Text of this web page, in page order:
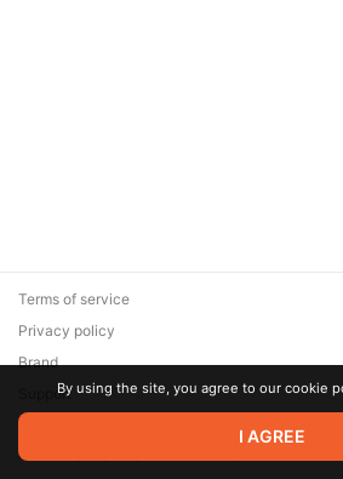
© 2026 Zaya Solutions Limited. All rights
are the property of their respective
Terms of service
Privacy policy
Brand
SupportBy using the site, you agree to our cookie
I AGREE